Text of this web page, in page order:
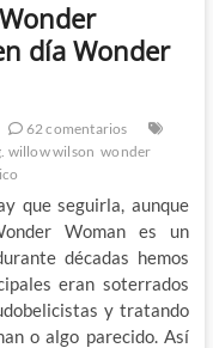
día Wonder
62 comentarios
willow wilson wonder
que seguirla, aunque
Woman es un
décadas hemos
eran soterrados
y tratando
o algo parecido. Así